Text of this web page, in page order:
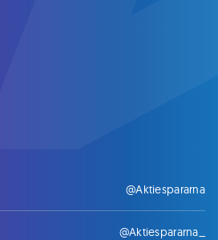
@Aktiespararna
@Aktiespararna_